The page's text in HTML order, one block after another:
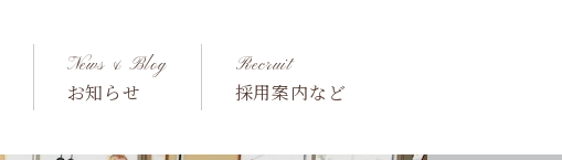
News & Blog
お知らせ
Recruit
採用案内など